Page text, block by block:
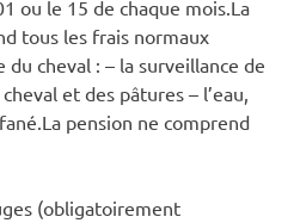
ou le 15 de chaque mois.La
tous les frais normaux
du cheval : – la surveillance de
et des pâtures – l’eau,
pension ne comprend
(obligatoirement